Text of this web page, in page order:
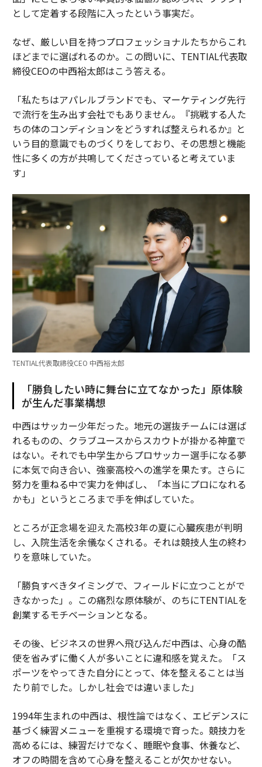
として定着する段階に入ったという事実だ。
なぜ、厳しい目を持つプロフェッショナルたちからこれ
ほどまでに選ばれるのか。この問いに、TENTIAL代表取
締役CEOの中西裕太郎はこう答える。
「私たちはアパレルブランドでも、マーケティング先行
で流行を生み出す会社でもありません。『挑戦する人た
ちの体のコンディションをどうすれば整えられるか』と
いう目的意識でものづくりをしており、その思想と機能
性に多くの方が共鳴してくださっていると考えていま
す」
TENTIAL代表取締役CEO 中西裕太郎
「勝負したい時に舞台に立てなかった」原体験
が生んだ事業構想
中西はサッカー少年だった。地元の選抜チームには選ば
れるものの、クラブユースからスカウトが掛かる神童で
はない。それでも中学生からプロサッカー選手になる夢
に本気で向き合い、強豪高校への進学を果たす。さらに
努力を重ねる中で実力を伸ばし、「本当にプロになれる
かも」というところまで手を伸ばしていた。
ところが正念場を迎えた高校3年の夏に心臓疾患が判明
し、入院生活を余儀なくされる。それは競技人生の終わ
りを意味していた。
「勝負すべきタイミングで、フィールドに立つことがで
きなかった」。この痛烈な原体験が、のちにTENTIALを
創業するモチベーションとなる。
その後、ビジネスの世界へ飛び込んだ中西は、心身の酷
使を省みずに働く人が多いことに違和感を覚えた。「ス
ポーツをやってきた自分にとって、体を整えることは当
たり前でした。しかし社会では違いました」
1994年生まれの中西は、根性論ではなく、エビデンスに
基づく練習メニューを重視する環境で育った。競技力を
高めるには、練習だけでなく、睡眠や食事、休養など、
オフの時間を含めて心身を整えることが欠かせない。